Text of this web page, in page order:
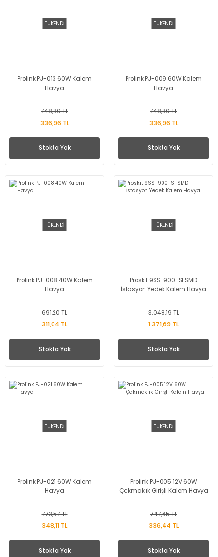
TÜKENDİ
Prolink PJ-013 60W Kalem
Havya
748,80 TL
336,96 TL
Stokta Yok
TÜKENDİ
Prolink PJ-009 60W Kalem
Havya
748,80 TL
336,96 TL
Stokta Yok
TÜKENDİ
Prolink PJ-008 40W Kalem
Havya
691,20 TL
311,04 TL
Stokta Yok
TÜKENDİ
Proskit 9SS-900-SI SMD
İstasyon Yedek Kalem Havya
3.048,19 TL
1.371,69 TL
Stokta Yok
TÜKENDİ
Prolink PJ-021 60W Kalem
Havya
773,57 TL
348,11 TL
Stokta Yok
TÜKENDİ
Prolink PJ-005 12V 60W
Çakmaklık Girişli Kalem Havya
747,65 TL
336,44 TL
Stokta Yok